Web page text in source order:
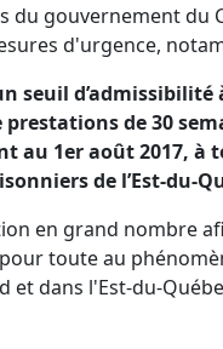
du gouvernement du
d'urgence,
seuil d’admissibilité
prestations de 30
au 1er août 2017, à
de l’Est-du-
en grand nombre
toute au
et dans l'Est-du-